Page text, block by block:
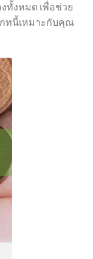
ทั้งหมด เพื่อช่วย
ทนี้เหมาะกับคุณ